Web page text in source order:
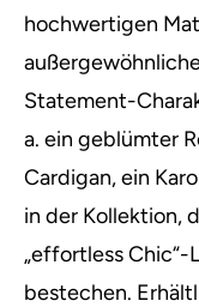
hochwertigen
Statement-
a. ein geblümter
Cardigan, ein
in der Kollektion,
„effortless Chic“-
bestechen.